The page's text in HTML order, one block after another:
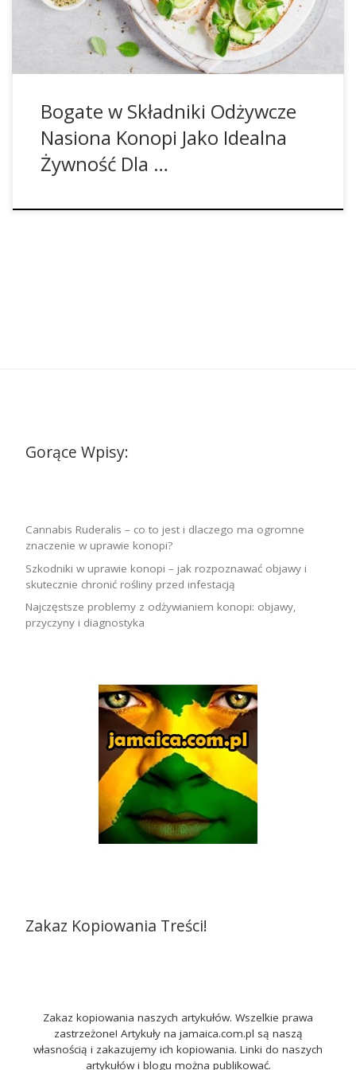
niezbędnymi kwasami tłuszczowymi i przeciwutleniaczami,
nasiona konopi zapewniają […]
Bogate w Składniki Odżywcze
Nasiona Konopi Jako Idealna
Żywność Dla …
Gorące Wpisy:
Cannabis Ruderalis – co to jest i dlaczego ma ogromne
znaczenie w uprawie konopi?
Szkodniki w uprawie konopi – jak rozpoznawać objawy i
skutecznie chronić rośliny przed infestacją
Najczęstsze problemy z odżywianiem konopi: objawy,
przyczyny i diagnostyka
Zakaz Kopiowania Treści!
Zakaz kopiowania naszych artykułów. Wszelkie prawa
zastrzeżone! Artykuły na jamaica.com.pl są naszą
własnością i zakazujemy ich kopiowania. Linki do naszych
artykułów i blogu można publikować.